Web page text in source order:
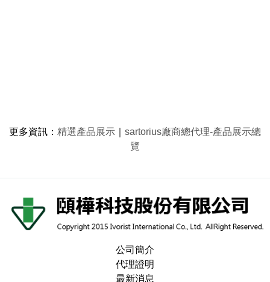
更多資訊 ： 精選產品展示
sartorius廠商總代理-產品展示總
覽
公司簡介
代理證明
最新消息